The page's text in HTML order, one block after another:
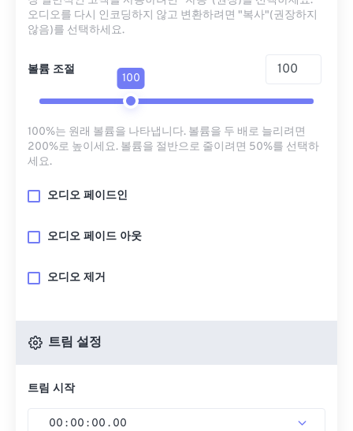
오디오를 다시 인코딩하지 않고 변환하려면 "복사"(권장하지
않음)를 선택하세요.
볼륨 조절
100
100%는 원래 볼륨을 나타냅니다. 볼륨을 두 배로 늘리려면
200%로 높이세요. 볼륨을 절반으로 줄이려면 50%를 선택하
세요.
오디오 페이드인
오디오 페이드 아웃
오디오 제거
트림 설정
트림 시작
00 : 00 : 00 . 00